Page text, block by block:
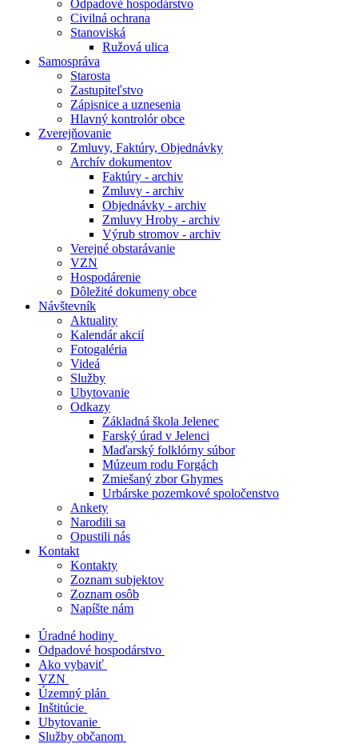
Odpadové hospodárstvo
Civilná ochrana
Stanoviská
Ružová ulica
Samospráva
Starosta
Zastupiteľstvo
Zápisnice a uznesenia
Hlavný kontrolór obce
Zverejňovanie
Zmluvy, Faktúry, Objednávky
Archív dokumentov
Faktúry - archiv
Zmluvy - archiv
Objednávky - archiv
Zmluvy Hroby - archiv
Výrub stromov - archiv
Verejné obstarávanie
VZN
Hospodárenie
Dôležité dokumeny obce
Návštevník
Aktuality
Kalendár akcií
Fotogaléria
Videá
Služby
Ubytovanie
Odkazy
Základná škola Jelenec
Farský úrad v Jelenci
Maďarský folklórny súbor
Múzeum rodu Forgách
Zmiešaný zbor Ghymes
Urbárske pozemkové spoločenstvo
Ankety
Narodili sa
Opustili nás
Kontakt
Kontakty
Zoznam subjektov
Zoznam osôb
Napíšte nám
Úradné hodiny
Odpadové hospodárstvo
Ako vybaviť
VZN
Územný plán
Inštitúcie
Ubytovanie
Služby občanom